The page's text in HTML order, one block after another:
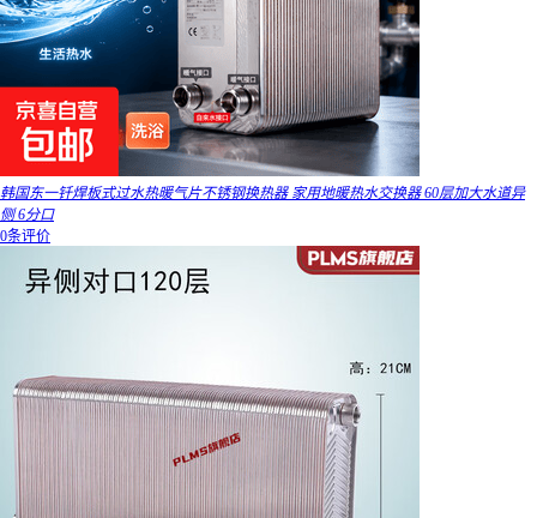
韩国东一钎焊板式过水热暖气片不锈钢换热器 家用地暖热水交换器 60层加大水道异
侧 6分口
0条评价